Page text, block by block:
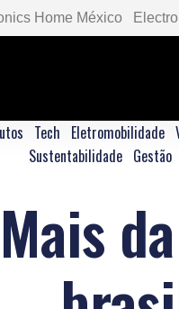
Home México
Tech Eletromobilidade
Sustentabilidade Gestão
Mais